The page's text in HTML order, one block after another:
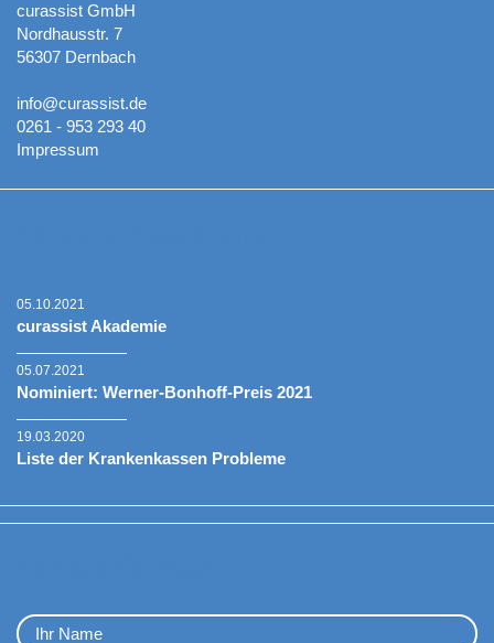
curassist GmbH
Nordhausstr. 7
56307 Dernbach
info@curassist.de
0261 - 953 293 40
Impressum
05.10.2021
curassist Akademie
05.07.2021
Nominiert: Werner-Bonhoff-Preis 2021
19.03.2020
Liste der Krankenkassen Probleme